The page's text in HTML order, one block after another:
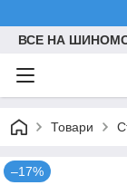
ВСЕ НА
Товари
–17%